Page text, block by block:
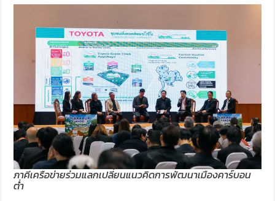
ภาคีเครือข่ายร่วมแลกเปลี่ยนแนวคิดการพัฒนาเมืองคาร์บอน
ต่ำ